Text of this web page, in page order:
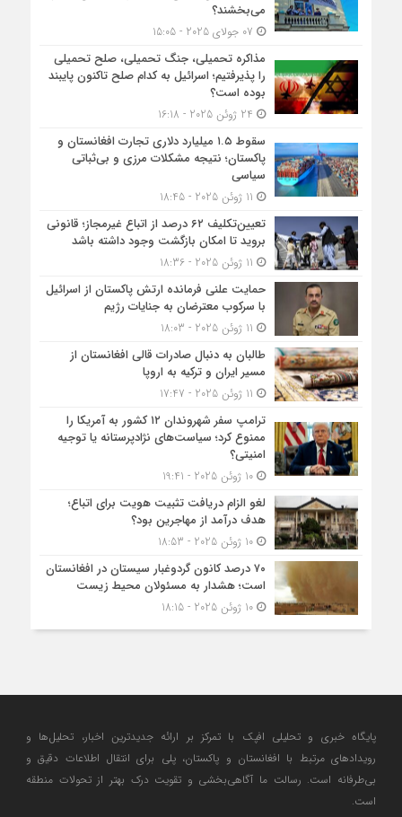
می‎‌بخشند؟
مذاکره تحمیلی، جنگ تحمیلی، صلح تحمیلی
را پذیرفتیم؛ اسرائیل به کدام صلح تاکنون پایبند
بوده است؟
سقوط ۱.۵ میلیارد دلاری تجارت افغانستان و
پاکستان؛ نتیجه مشکلات مرزی و بی‌ثباتی
سیاسی
تعیین‌تکلیف ۶۲ درصد از اتباع غیرمجاز؛ قانونی
بروید تا امکان بازگشت وجود داشته باشد
حمایت علنی فرمانده ارتش پاکستان از اسرائیل
با سرکوب معترضان به جنایات رژیم
طالبان به دنبال صادرات قالی افغانستان از
مسیر ایران و ترکیه به اروپا
ترامپ سفر شهروندان ۱۲ کشور به آمریکا را
ممنوع کرد؛ سیاست‌های نژادپرستانه یا توجیه
امنیتی؟
10 ژوئن 2025 - 19:41
لغو الزام دریافت تثبیت هویت برای اتباع؛
هدف درآمد از مهاجرین بود؟
10 ژوئن 2025 - 18:53
۷۰ درصد کانون گردوغبار سیستان در افغانستان
است؛ هشدار به مسئولان محیط زیست
10 ژوئن 2025 - 18:15
پایگاه خبری و تحلیلی افپک با تمرکز بر ارائه جدیدترین اخبار، تحلیل‌ها و
رویدادهای مرتبط با افغانستان و پاکستان، پلی برای انتقال اطلاعات دقیق و
بی‌طرفانه است. رسالت ما آگاهی‌بخشی و تقویت درک بهتر از تحولات منطقه
است.